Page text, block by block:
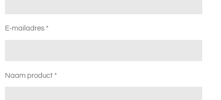
E-mailadres *
Naam product *